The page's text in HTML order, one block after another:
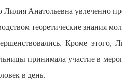
Анатольевна увлеченно
теоретические знания
Кроме этого,
принимала участие в
в день.